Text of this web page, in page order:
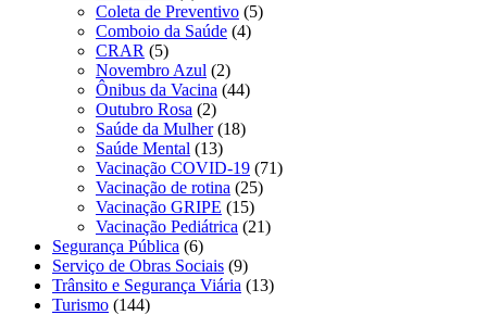
Coleta de Preventivo (5)
Comboio da Saúde (4)
CRAR (5)
Novembro Azul (2)
Ônibus da Vacina (44)
Outubro Rosa (2)
Saúde da Mulher(18)
Saúde Mental (13)
Vacinação COVID-19 (71)
Vacinação de rotina (25)
Vacinação GRIPE (15)
Vacinação Pediátrica (21)
Segurança Pública (6)
Serviço de Obras Sociais (9)
Trânsito e Segurança Viária (13)
Turismo (144)